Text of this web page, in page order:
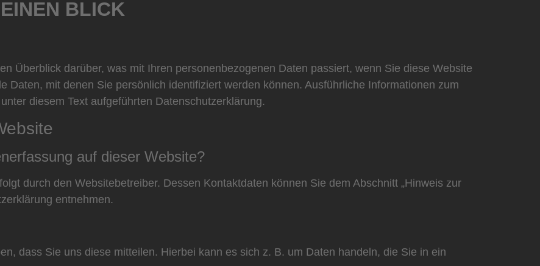
BLICK
Überblick darüber, was mit Ihren personenbezogenen Daten passiert, wenn Sie diese Website
Daten, mit denen Sie persönlich identifiziert werden können. Ausführliche Informationen zum
diesem Text aufgeführten Datenschutzerklärung.
auf dieser Website?
durch den Websitebetreiber. Dessen Kontaktdaten können Sie dem Abschnitt „Hinweis zur
entnehmen.
dass Sie uns diese mitteilen. Hierbei kann es sich z. B. um Daten handeln, die Sie in ein